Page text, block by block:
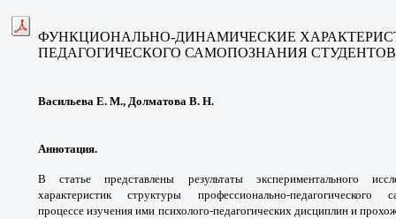
ФУНКЦИОНАЛЬНО-ДИНАМИЧЕСКИЕ
ПЕДАГОГИЧЕСКОГО САМОПОЗНАНИЯ
Васильева Е. М., Долматова В. Н.
Аннотация.
В статье представлены результаты экспериментального
характеристик структуры профессионально-педагогического
процессе изучения ими психолого-педагогических дисциплин и